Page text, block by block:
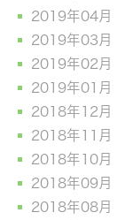
2019年04月
2019年03月
2019年02月
2019年01月
2018年12月
2018年11月
2018年10月
2018年09月
2018年08月